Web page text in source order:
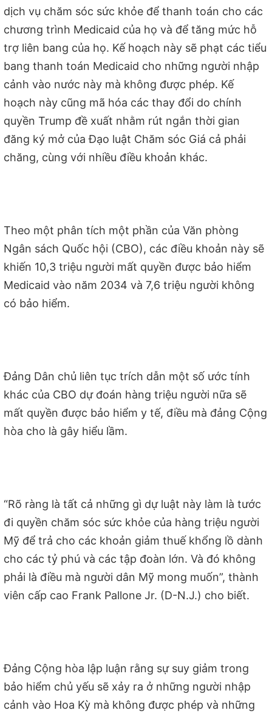
dịch vụ chăm sóc sức khỏe để thanh toán cho các
chương trình Medicaid của họ và để tăng mức hỗ
trợ liên bang của họ. Kế hoạch này sẽ phạt các tiểu
bang thanh toán Medicaid cho những người nhập
cảnh vào nước này mà không được phép. Kế
hoạch này cũng mã hóa các thay đổi do chính
quyền Trump đề xuất nhằm rút ngắn thời gian
đăng ký mở của Đạo luật Chăm sóc Giá cả phải
chăng, cùng với nhiều điều khoản khác.
Theo một phân tích một phần của Văn phòng
Ngân sách Quốc hội (CBO), các điều khoản này sẽ
khiến 10,3 triệu người mất quyền được bảo hiểm
Medicaid vào năm 2034 và 7,6 triệu người không
có bảo hiểm.
Đảng Dân chủ liên tục trích dẫn một số ước tính
khác của CBO dự đoán hàng triệu người nữa sẽ
mất quyền được bảo hiểm y tế, điều mà đảng Cộng
hòa cho là gây hiểu lầm.
“Rõ ràng là tất cả những gì dự luật này làm là tước
đi quyền chăm sóc sức khỏe của hàng triệu người
Mỹ để trả cho các khoản giảm thuế khổng lồ dành
cho các tỷ phú và các tập đoàn lớn. Và đó không
phải là điều mà người dân Mỹ mong muốn”, thành
viên cấp cao Frank Pallone Jr. (D-N.J.) cho biết.
Đảng Cộng hòa lập luận rằng sự suy giảm trong
bảo hiểm chủ yếu sẽ xảy ra ở những người nhập
cảnh vào Hoa Kỳ mà không được phép và những